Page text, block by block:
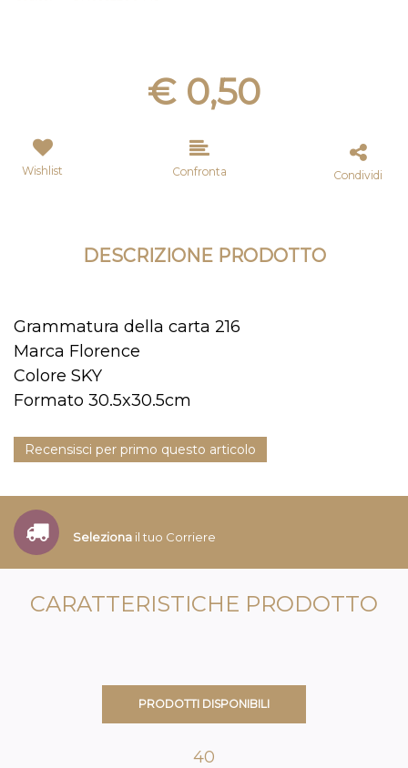
€ 0,50
Wishlist Confronta Condividi
DESCRIZIONE PRODOTTO
Grammatura della carta 216
Marca Florence
Colore SKY
Formato 30.5x30.5cm
Recensisci per primo questo articolo
Seleziona il tuo Corriere
CARATTERISTICHE PRODOTTO
PRODOTTI DISPONIBILI
40